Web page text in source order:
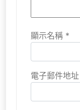
顯示名稱 *
電子郵件地址